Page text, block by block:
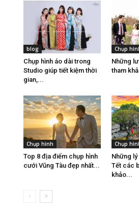
blog
Chụp hình áo dài trong
Studio giúp tiết kiệm thời
gian,...
Chụp
Những
tham
Chụp hình
Top 8 địa điểm chụp hình
cưới Vũng Tàu đẹp nhất...
Chụp
Những
Tết các
khảo...